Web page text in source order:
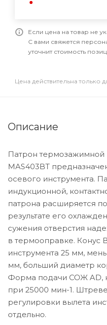
Если цена на товар не
С вами свяжется
уточнит стоимость
Цена действительна только
Описание
Патрон термозажимной
MAS403BT
осевого инструмента.
индукционной,
патрона расширяется
результате его
сужения отверстия
в термооправке. Конус
инструмента 25 мм,
мм, больший диаметр
Форма подачи СОЖ AD,
при 25000 мин-1.
регулировки вылета
отдельно.